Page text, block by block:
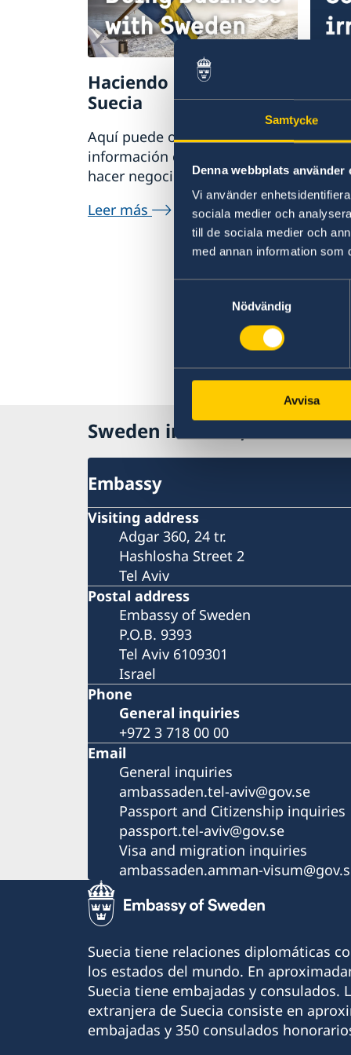
Samtycke
Denna webbplats använder
Vi använder
sociala medier och
till de sociala medier och
med annan information som
Nödvändig
Avvisa
Haciendo negocios con
Suecia
Aquí puede obtener
información completa sobre
hacer negocios con Suecia.
Leer más
Si
Sweden in Israel, Tel Aviv
Embassy
Visiting address
Adgar 360, 24 tr.
Hashlosha Street 2
Tel Aviv
Postal address
Embassy of Sweden
P.O.B. 9393
Tel Aviv 6109301
Israel
Phone
General inquiries
+972 3 718 00 00
Email
General inquiries
ambassaden.tel-aviv@gov.se
Passport and Citizenship inquiries
passport.tel-aviv@gov.se
Visa and migration inquiries
ambassaden.amman-
Suecia tiene relaciones diplomáticas
los estados del mundo. En
Suecia tiene embajadas y consulados.
extranjera de Suecia consiste en
embajadas y 350 consulados